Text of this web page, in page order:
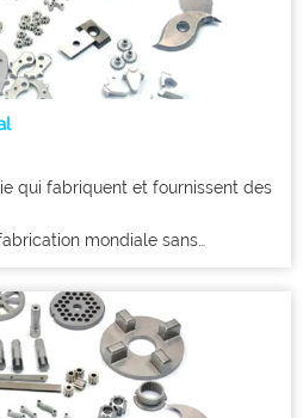
qui fabriquent et fournissent des
mondiale sans